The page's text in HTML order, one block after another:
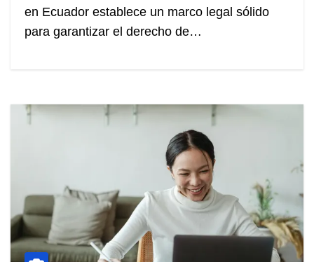
en Ecuador establece un marco legal sólido
para garantizar el derecho de…